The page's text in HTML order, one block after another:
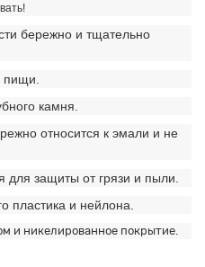
бережно и тщательно
пищи.
камня.
относится к эмали и не
для защиты от грязи и пыли.
пластика и нейлона.
и никелированное покрытие.